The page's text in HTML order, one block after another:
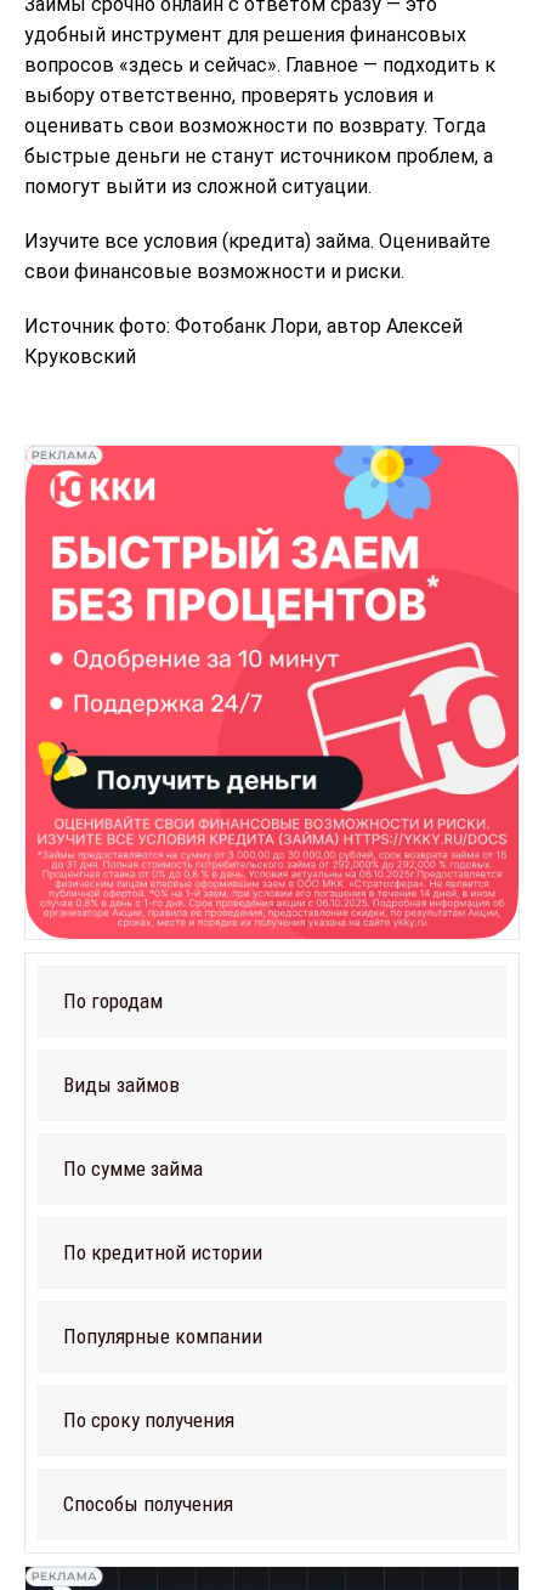
удобный инструмент для решения финансовых
вопросов «здесь и сейчас». Главное — подходить к
выбору ответственно, проверять условия и
оценивать свои возможности по возврату. Тогда
быстрые деньги не станут источником проблем, а
помогут выйти из сложной ситуации.
Изучите все условия (кредита) займа. Оценивайте
свои финансовые возможности и риски.
Источник фото: Фотобанк Лори, автор Алексей
Круковский
По городам
Виды займов
По сумме займа
По кредитной истории
Популярные компании
По сроку получения
Способы получения